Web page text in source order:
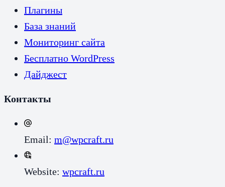
Плагины
База знаний
Мониторинг сайта
Бесплатно WordPress
Дайджест
Контакты
Email: m@wpcraft.ru
Website: wpcraft.ru